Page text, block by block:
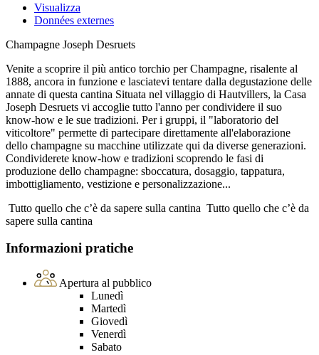
Visualizza
Données externes
Champagne Joseph Desruets
Venite a scoprire il più antico torchio per Champagne, risalente al
1888, ancora in funzione e lasciatevi tentare dalla degustazione delle
annate di questa cantina Situata nel villaggio di Hautvillers, la Casa
Joseph Desruets vi accoglie tutto l'anno per condividere il suo
know-how e le sue tradizioni. Per i gruppi, il "laboratorio del
viticoltore" permette di partecipare direttamente all'elaborazione
dello champagne su macchine utilizzate qui da diverse generazioni.
Condividerete know-how e tradizioni scoprendo le fasi di
produzione dello champagne: sboccatura, dosaggio, tappatura,
imbottigliamento, vestizione e personalizzazione...
Tutto quello che c’è da sapere sulla cantina Tutto quello che c’è da
sapere sulla cantina
Informazioni pratiche
Apertura al pubblico
Lunedì
Martedì
Giovedì
Venerdì
Sabato